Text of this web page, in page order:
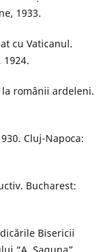
1933.
cu Vaticanul.
românii ardeleni.
Cluj-Napoca:
Bucharest:
Bisericii